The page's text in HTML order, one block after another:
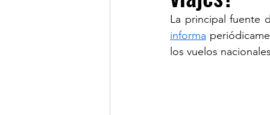
LINKS OF INTEREST
informa
los vuelos